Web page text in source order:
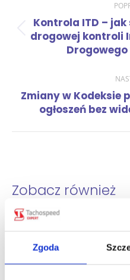
Zgoda
Nawigacja
wpisów
Kontrola ITD –
drogowej kontroli
Drogowego
Zmiany w Kodeksie
ogłoszeń bez
Zobacz również
Jakie
śr., 05 sie